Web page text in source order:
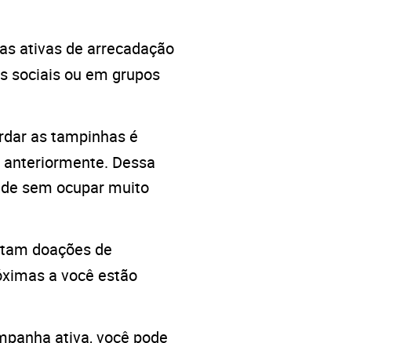
ativas de arrecadação
sociais ou em grupos
as tampinhas é
Dessa
sem ocupar muito
doações de
a você estão
ativa, você pode